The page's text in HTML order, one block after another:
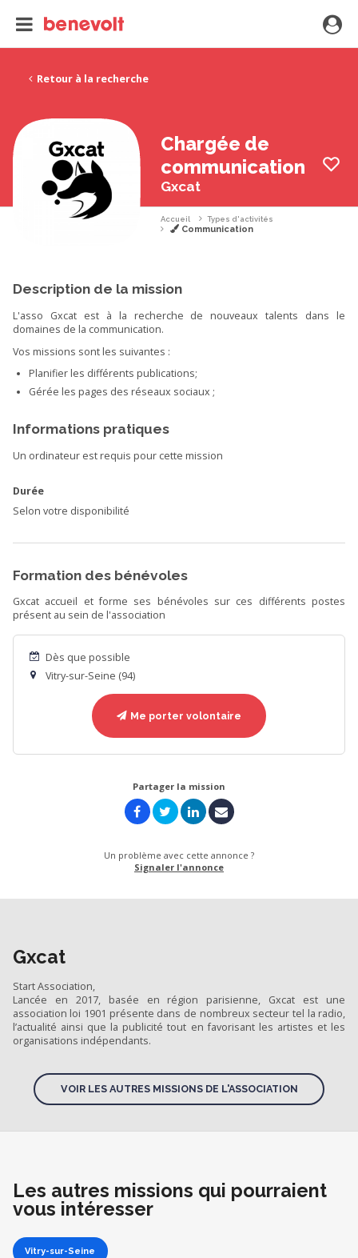
Retour à la recherche
Chargée de
communication
Gxcat
Accueil Types d'activités
Communication
Description de la mission
L'asso Gxcat est à la recherche de nouveaux talents dans le
domaines de la communication.
Vos missions sont les suivantes :
Planifier les différents publications;
Gérée les pages des réseaux sociaux ;
Informations pratiques
Un ordinateur est requis pour cette mission
Durée
Selon votre disponibilité
Formation des bénévoles
Gxcat accueil et forme ses bénévoles sur ces différents postes
présent au sein de l'association
Dès que possible
Vitry-sur-Seine (94)
Me porter volontaire
Partager la mission
Un problème avec cette annonce ?
Signaler l'annonce
Gxcat
Start Association,
Lancée en 2017, basée en région parisienne, Gxcat est une
association loi 1901 présente dans de nombreux secteur tel la radio,
l’actualité ainsi que la publicité tout en favorisant les artistes et les
organisations indépendants.
VOIR LES AUTRES MISSIONS DE L'ASSOCIATION
Les autres missions qui pourraient
vous intéresser
Vitry-sur-Seine